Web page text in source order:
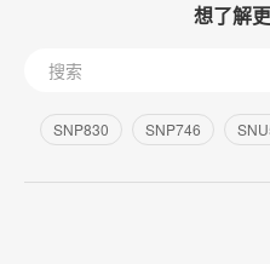
想了解
SNP830 SNP746